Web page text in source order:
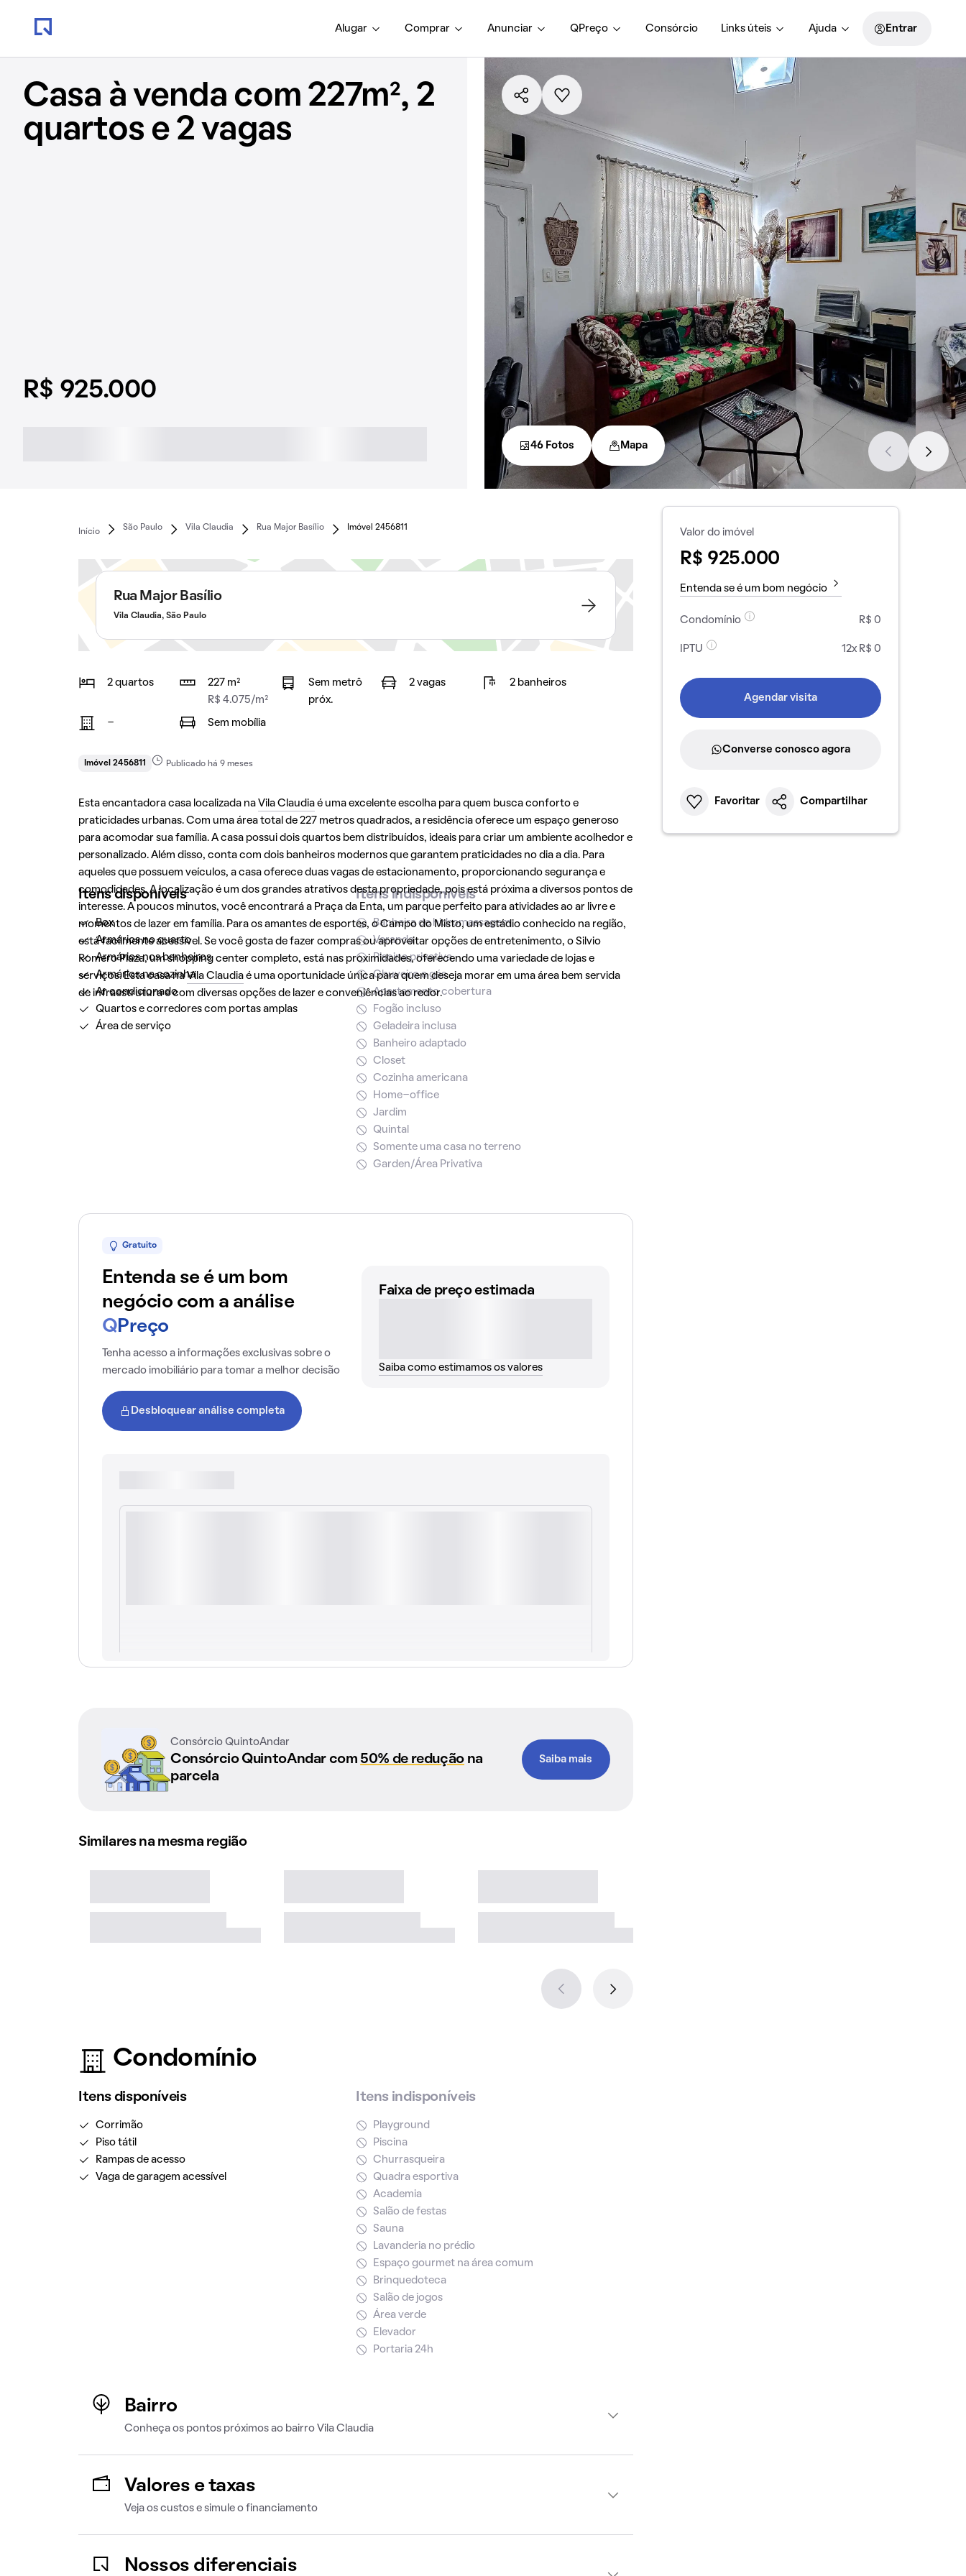
Alugar Comprar Anunciar QPreço Consórcio Links úteis Ajuda Entrar
Casa à venda com 227m², 2
quartos e 2 vagas
R$ 925.000
46 Fotos Mapa
Início
São Paulo Vila Claudia Rua Major Basílio Imóvel 2456811
Rua Major Basílio
Vila Claudia, São Paulo
2 quartos
227 m²
R$ 4.075/m²
Sem metrô
próx.
2 vagas 2 banheiros
- Sem mobília
Imóvel 2456811 Publicado há 9 meses
Esta encantadora casa localizada na Vila Claudiaé uma excelente escolha para quem busca conforto e
praticidades urbanas. Com uma área total de 227 metros quadrados, a residência oferece um espaço generoso
para acomodar sua família. A casa possui dois quartos bem distribuídos, ideais para criar um ambiente acolhedor e
personalizado. Além disso, conta com dois banheiros modernos que garantem praticidades no dia a dia. Para
aqueles que possuem veículos, a casa oferece duas vagas de estacionamento, proporcionando segurança e
comodidades. A localização é um dos grandes atrativos desta propriedade, pois está próxima a diversos pontos de
interesse. A poucos minutos, você encontrará a Praça da Enta, um parque perfeito para atividades ao ar livre e
momentos de lazer em família. Para os amantes de esportes, o Campo do Misto, um estádio conhecido na região,
está facilmente acessível. Se você gosta de fazer compras ou aproveitar opções de entretenimento, o Silvio
Romero Plaza, um shopping center completo, está nas proximidades, oferecendo uma variedade de lojas e
serviços. Esta casa naVila Claudiaé uma oportunidade única para quem deseja morar em uma área bem servida
de infraestrutura e com diversas opções de lazer e conveniências ao redor.
Itens disponíveis
Box
Armários no quarto
Armários nos banheiros
Armários na cozinha
Ar condicionado
Quartos e corredores com portas amplas
Área de serviço
Itens indisponíveis
Banheira de hidromassagem
Varanda
Piscina privativa
Chuveiro a gás
Apartamento cobertura
Fogão incluso
Geladeira inclusa
Banheiro adaptado
Closet
Cozinha americana
Home-office
Jardim
Quintal
Somente uma casa no terreno
Garden/Área Privativa
Gratuito
Entenda se é um bom
negócio com a análise
Q Preço
Tenha acesso a informações exclusivas sobre o
mercado imobiliário para tomar a melhor decisão
Desbloquear análise completa
Faixa de preço estimada
Saiba como estimamos os valores
Consórcio QuintoAndar
Consórcio QuintoAndar com 50% de reduçãona
parcela
Saiba mais
Similares na mesma região
Condomínio
Itens disponíveis
Corrimão
Piso tátil
Rampas de acesso
Vaga de garagem acessível
Itens indisponíveis
Playground
Piscina
Churrasqueira
Quadra esportiva
Academia
Salão de festas
Sauna
Lavanderia no prédio
Espaço gourmet na área comum
Brinquedoteca
Salão de jogos
Área verde
Elevador
Portaria 24h
Bairro
Conheça os pontos próximos ao bairro Vila Claudia
Valores e taxas
Veja os custos e simule o financiamento
Nossos diferenciais
Valor do imóvel
R$ 925.000
Entenda se é um bom negócio
Condomínio R$ 0
IPTU 12x R$ 0
Agendar visita
Converse conosco agora
Favoritar Compartilhar